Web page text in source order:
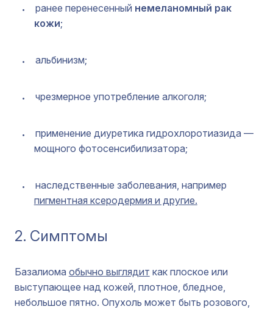
ранее перенесенный немеланомный рак
кожи;
альбинизм;
чрезмерное употребление алкоголя;
применение диуретика гидрохлоротиазида —
мощного фотосенсибилизатора;
наследственные заболевания, например
пигментная ксеродермия и другие.
2. Симптомы
Базалиома обычно выглядит как плоское или
выступающее над кожей, плотное, бледное,
небольшое пятно. Опухоль может быть розового,